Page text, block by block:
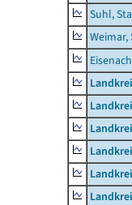
Suhl,
Weimar,